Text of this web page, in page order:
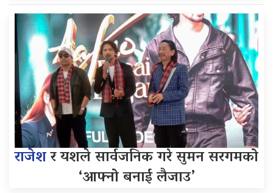
राजेशर यशले सार्वजनिक गरे सुमन सरगमको
‘आफ्नो बनाई लैजाउ’